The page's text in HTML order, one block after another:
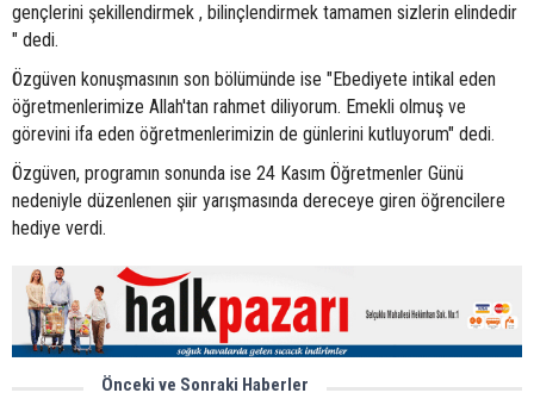
gençlerini şekillendirmek , bilinçlendirmek tamamen sizlerin elindedir
" dedi.
Özgüven konuşmasının son bölümünde ise "Ebediyete intikal eden
öğretmenlerimize Allah'tan rahmet diliyorum. Emekli olmuş ve
görevini ifa eden öğretmenlerimizin de günlerini kutluyorum" dedi.
Özgüven, programın sonunda ise 24 Kasım Öğretmenler Günü
nedeniyle düzenlenen şiir yarışmasında dereceye giren öğrencilere
hediye verdi.
Önceki ve Sonraki Haberler